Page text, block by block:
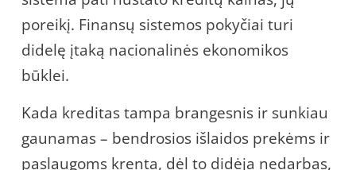
poreikį. Finansų sistemos pokyčiai turi
didelę įtaką nacionalinės ekonomikos
būklei.
Kada kreditas tampa brangesnis ir sunkiau
gaunamas – bendrosios išlaidos prekėms ir
paslaugoms krenta, dėl to didėja nedarbas,